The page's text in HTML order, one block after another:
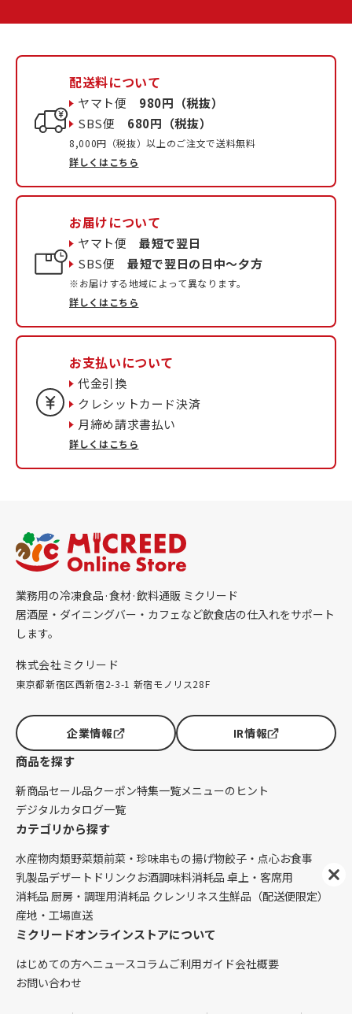
配送料について
ヤマト便 980円（税抜）
SBS便 680円（税抜）
8,000円（税抜）以上のご注文で送料無料
詳しくはこちら
お届けについて
ヤマト便最短で翌日
SBS便最短で翌日の日中〜夕方
※お届けする地域によって異なります。
詳しくはこちら
お支払いについて
代金引換
クレシットカード決済
月締め請求書払い
詳しくはこちら
業務用の冷凍食品·食材·飲料通販 ミクリード
居酒屋・ダイニングバー・カフェなど飲食店の仕入れをサポート
します。
株式会社ミクリード
東京都新宿区西新宿2-3-1 新宿モノリス28F
企業情報 IR情報
商品を探す
新商品セール品クーポン特集一覧メニューのヒント
デジタルカタログ一覧
カテゴリから探す
水産物肉類野菜類前菜・珍味串もの揚げ物餃子・点心お食事
乳製品デザート ドリンク お酒調味料消耗品 卓上・客席用
消耗品 厨房・調理用消耗品 クレンリネス生鮮品（配送便限定）
産地・工場直送
ミクリードオンラインストアについて
はじめての方へニュースコラムご利用ガイド会社概要
お問い合わせ